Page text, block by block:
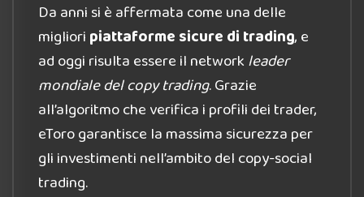
Da anni si è affermata come una delle
migliori piattaforme sicure di trading, e
ad oggi risulta essere il network leader
mondiale del copy trading. Grazie
all’algoritmo che verifica i profili dei trader,
eToro garantisce la massima sicurezza per
gli investimenti nell’ambito del copy-social
trading.